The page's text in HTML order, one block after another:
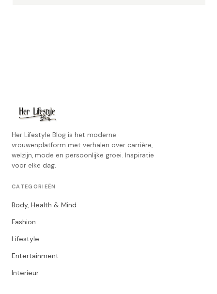
Her Lifestyle Blog is het moderne
vrouwenplatform met verhalen over carrière,
welzijn, mode en persoonlijke groei. Inspiratie
voor elke dag.
CATEGORIEËN
Body, Health & Mind
Fashion
Lifestyle
Entertainment
Interieur